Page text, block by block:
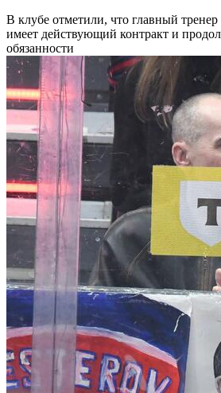
В клубе отметили, что главный
имеет действующий контракт и
обязанности